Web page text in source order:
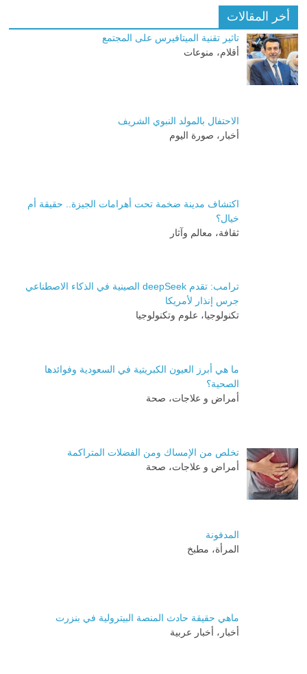
أخر المقالات
تاثير تقنية الميتافيرس على المجتمع
أقلام، منوعات
الاحتفال بالمولد النبوي الشريف
أخبار، صورة اليوم
اكتشاف مدينة ضخمة تحت أهرامات الجيزة.. حقيقة أم
خيال؟
ثقافة، معالم وآثار
ترامب: تقدم deepSeek الصينية في الذكاء الاصطناعي
جرس إنذار لأمريكا
تكنولوجيا، علوم وتكنولوجيا
ما هي أبرز العيون الكبريتية في السعودية وفوائدها
الصحية؟
أمراض و علاجات، صحة
تخلص من الإمساك ومن الفضلات المتراكمة
أمراض و علاجات، صحة
المدفونة
المرأة، مطبخ
ماهي حقيقة حادث المنصة البيترولية في بنزرت
أخبار، أخبار عربية